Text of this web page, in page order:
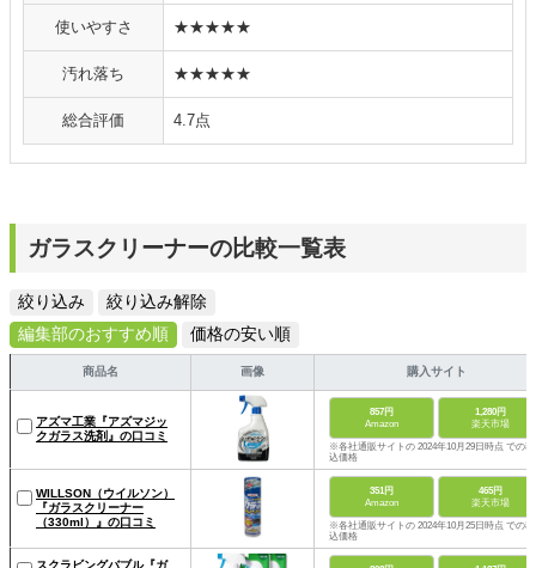
使いやすさ ★★★★★
汚れ落ち ★★★★★
総合評価 4.7点
ガラスクリーナーの比較一覧表
絞り込み
絞り込み解除
編集部のおすすめ順
価格の安い順
商品名 画像 購入サイト
アズマ工業『アズマジッ
クガラス洗剤』の口コミ
857円
Amazon
1,280円
楽天市場
※各社通販サイトの 2024年10月29日時点 での税
込価格
WILLSON（ウイルソン）
『ガラスクリーナー
（330ml）』の口コミ
351円
Amazon
465円
楽天市場
※各社通販サイトの 2024年10月25日時点 での税
込価格